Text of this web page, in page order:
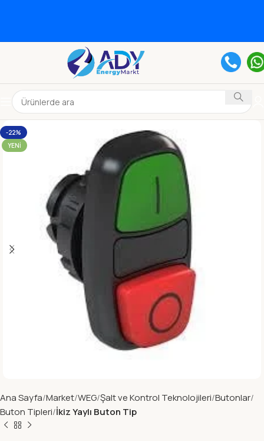
-22%
YENI
Ana Sayfa Market WEG Şalt ve Kontrol Teknolojileri Butonlar
Buton Tipleri İkiz Yaylı Buton Tip